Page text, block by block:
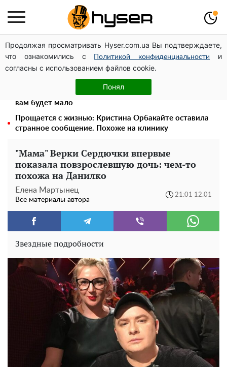
Продолжая просматривать Hyser.com.ua Вы подтверждаете,
что ознакомились с
Политикой конфиденциальности
и
согласны с использованием файлов cookie.
Понял
Дроны с наценкой: Александр Конотопский вывел
миллионы оборонного бюджета через фиктивную
фирму в Эстонии
Весь секрет в одной таблетке аспирина: рецепт
хрустящей и сочной капусты на зиму. Даже пяти банок
вам будет мало
Прощается с жизнью: Кристина Орбакайте оставила
странное сообщение. Похоже на клинику
"Мама" Верки Сердючки впервые
показала повзрослевшую дочь: чем-то
похожа на Данилко
Елена Мартынец
Все материалы автора
21:01 12.01
Звездные подробности